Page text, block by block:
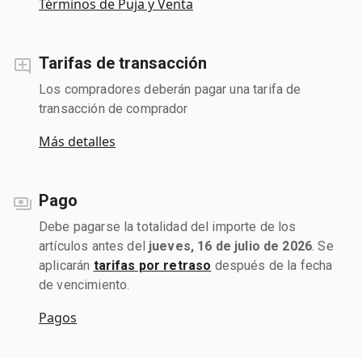
Términos de Puja y Venta
Tarifas de transacción
Los compradores deberán pagar una tarifa de
transacción de comprador
Más detalles
Pago
Debe pagarse la totalidad del importe de los
artículos antes del jueves, 16 de julio de 2026 . Se
aplicarán tarifas por retraso después de la fecha
de vencimiento.
Pagos